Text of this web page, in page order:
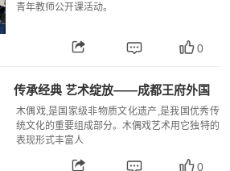
青年教师公开课活动。
0
传承经典 艺术绽放——成都王府外国
语学校开展木偶戏进校园活动
木偶戏,是国家级非物质文化遗产,是我国优秀传
统文化的重要组成部分。木偶戏艺术用它独特的
表现形式丰富人
0